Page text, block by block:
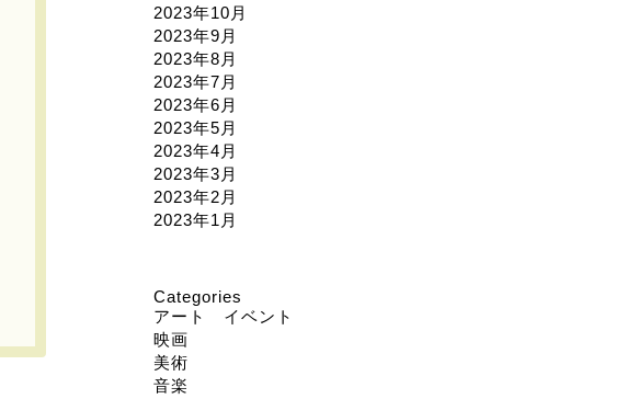
2023年10月
2023年9月
2023年8月
2023年7月
2023年6月
2023年5月
2023年4月
2023年3月
2023年2月
2023年1月
Categories
アート イベント
映画
美術
音楽